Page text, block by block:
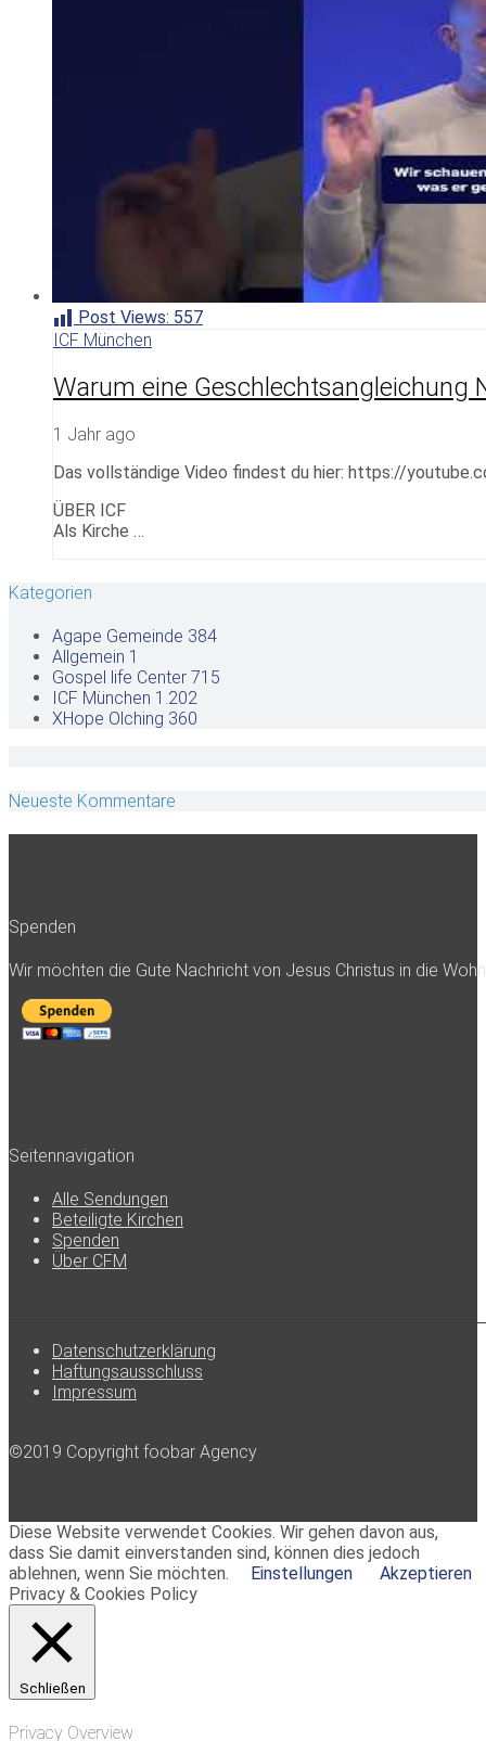
Post Views: 557
ICF München
Warum eine Geschlechtsangleichung
1 Jahr ago
Das vollständige Video findest du hier: https://
ÜBER ICF
Als Kirche …
Kategorien
Agape Gemeinde 384
Allgemein 1
Gospel life Center 715
ICF München 1.202
XHope Olching 360
Neueste Kommentare
Spenden
Wir möchten die Gute Nachricht von Jesus Christus in die
Seitennavigation
Alle Sendungen
Beteiligte Kirchen
Spenden
Über CFM
Datenschutzerklärung
Haftungsausschluss
Impressum
©2019 Copyright foobar Agency
Diese Website verwendet Cookies. Wir gehen davon aus,
dass Sie damit einverstanden sind, können dies jedoch
ablehnen, wenn Sie möchten.
Einstellungen
Akzeptieren
Privacy & Cookies Policy
Schließen
Privacy Overview